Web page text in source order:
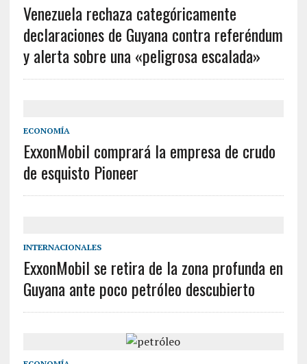
Venezuela rechaza categóricamente
declaraciones de Guyana contra referéndum
y alerta sobre una «peligrosa escalada»
ECONOMÍA
ExxonMobil comprará la empresa de crudo
de esquisto Pioneer
INTERNACIONALES
ExxonMobil se retira de la zona profunda en
Guyana ante poco petróleo descubierto